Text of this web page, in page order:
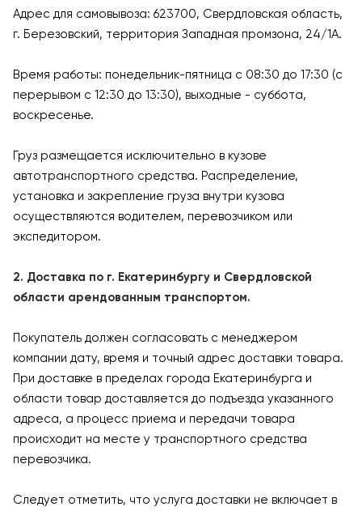
Адрес для самовывоза: 623700, Свердловская область,
г. Березовский, территория Западная промзона, 24/1А.
Время работы: понедельник-пятница с 08:30 до 17:30 (с
перерывом с 12:30 до 13:30), выходные - суббота,
воскресенье.
Груз размещается исключительно в кузове
автотранспортного средства. Распределение,
установка и закрепление груза внутри кузова
осуществляются водителем, перевозчиком или
экспедитором.
2. Доставка по г. Екатеринбургу и Свердловской
области арендованным транспортом.
Покупатель должен согласовать с менеджером
компании дату, время и точный адрес доставки товара.
При доставке в пределах города Екатеринбурга и
области товар доставляется до подъезда указанного
адреса, а процесс приема и передачи товара
происходит на месте у транспортного средства
перевозчика.
Следует отметить, что услуга доставки не включает в